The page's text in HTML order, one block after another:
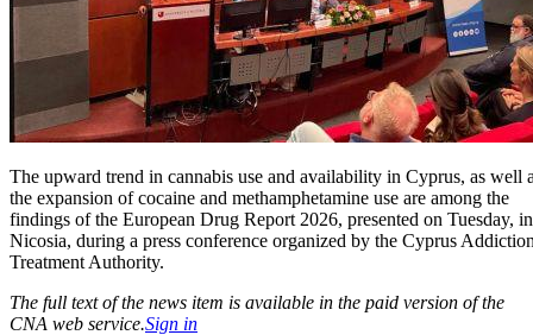
The upward trend in cannabis use and availability in Cyprus, as well
the expansion of cocaine and methamphetamine use are among the
findings of the European Drug Report 2026, presented on Tuesday, in
Nicosia, during a press conference organized by the Cyprus
Treatment Authority.
The full text of the news item is available in the paid version of the
CNA web service.Sign in